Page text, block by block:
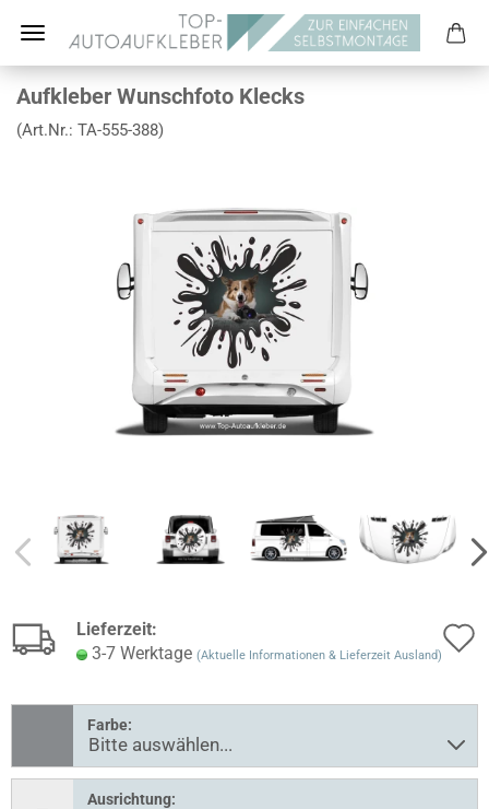
Aufkleber Wunschfoto Klecks
(Art.Nr.: TA-555-388)
Lieferzeit:
3-7 Werktage (Aktuelle Informationen & Lieferzeit Ausland)
Farbe:
Ausrichtung: